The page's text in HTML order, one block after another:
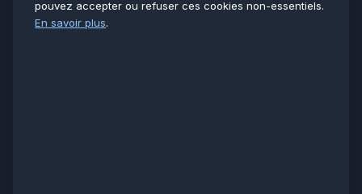
Voir toutes les villes →
pouvez accepter ou refuser ces cookies non-essentiels.
En savoir plus.